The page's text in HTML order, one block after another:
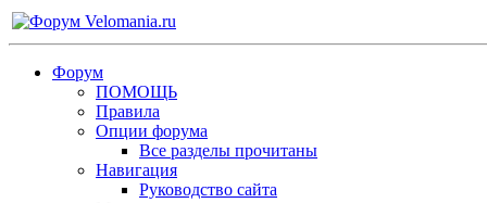
Форум
ПОМОЩЬ
Правила
Опции форума
Все разделы прочитаны
Навигация
Руководство сайта